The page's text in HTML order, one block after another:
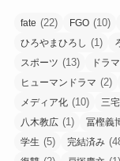
fate (22) FGO (10)
ひろやまひろし (1)
スポーツ (13) ドラマ
ヒューマンドラマ (2)
メディア化 (10) 三
八木教広 (1) 冨樫義
学生 (5) 完結済み